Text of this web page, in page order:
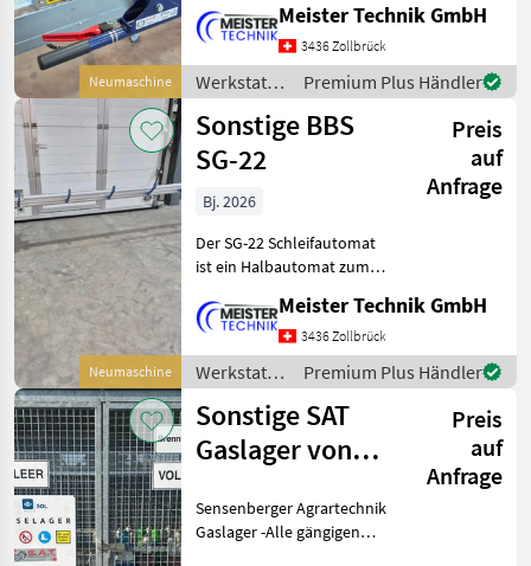
Neumaschine
momentan auf dem Markt
gibt!!** Folgende Varianten
sind erhältlich: **Shark-
175** Für Messerlänge
Meister Technik GmbH
3436 Zollbrück
Werkstatt /
Kersten
Premium Plus Händler
Neumaschine
Sonstige BBS
SG-22
Preis
auf
Anfrage
Bj. 2026
Der SG-22 Schleifautomat
ist ein Halbautomat zum
gängigen Doppel- sowie
Standartmähmesser. Die
optimalen
Einstellmöglichkeiten
führen zu be
Meister Technik GmbH
3436 Zollbrück
Werkstatt /
Sonstige
Premium Plus Händler
Sonstige SAT
Gaslager von
Preis
auf
Anfrage
Sensenberger Agrartechnik
Gaslager -Alle gängigen